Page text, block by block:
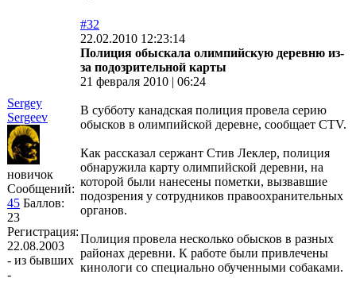
Sergey
Sergeev
новичок
Сообщений:
45 Баллов:
23
Регистрация:
22.08.2003
- из бывших
-
#32
22.02.2010 12:23:14
Полиция обыскала олимпийскую деревню из-
за подозрительной карты
21 февраля 2010 | 06:24
В субботу канадская полиция провела серию
обысков в олимпийской деревне, сообщает CTV.
Как рассказал сержант Стив Леклер, полиция
обнаружила карту олимпийской деревни, на
которой были нанесены пометки, вызвавшие
подозрения у сотрудников правоохранительных
органов.
Полиция провела несколько обысков в разных
районах деревни. К работе были привлечены
кинологи со специально обученными собаками.